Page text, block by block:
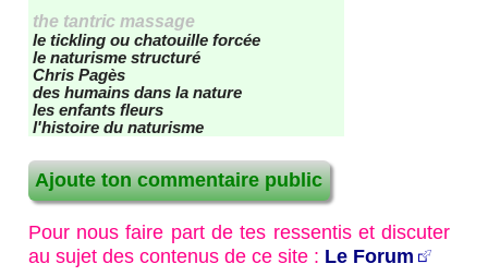
the tantric massage
le tickling ou chatouille forcée
le naturisme structuré
Chris Pagès
des humains dans la nature
les enfants fleurs
l'histoire du naturisme
Ajoute ton commentaire public
Pour nous faire part de tes ressentis et discuter
au sujet des contenus de ce site : Le Forum